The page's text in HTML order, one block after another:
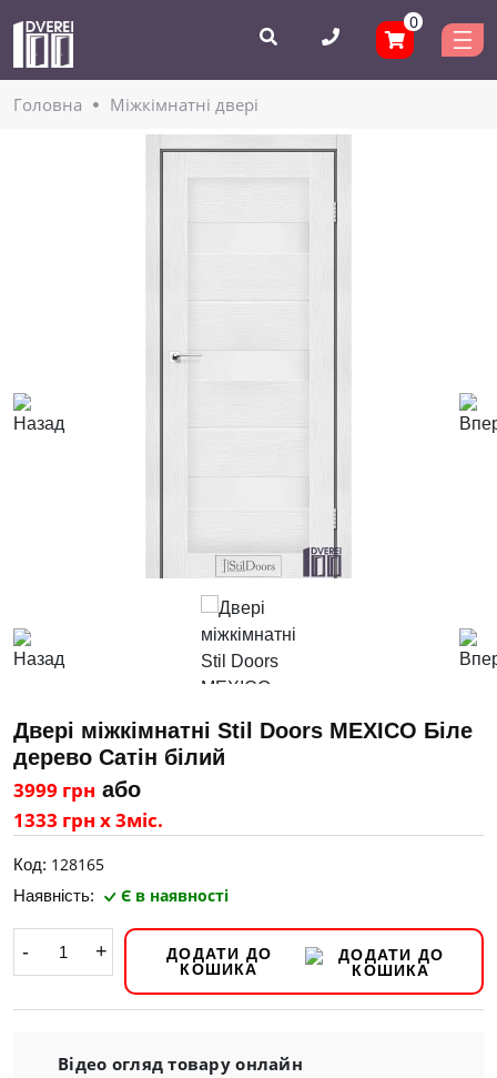
0
Головнa Міжкімнатні двері
Двері міжкімнатні Stil Doors MEXICO Біле
дерево Сатін білий
3999 грн або
1333 грн х 3міс.
Код: 128165
Наявність: Є в наявності
- +
ДОДАТИ ДО
КОШИКА
Відео огляд товару онлайн